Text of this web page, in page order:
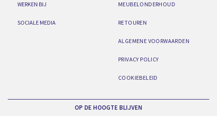
WERKEN BIJ
SOCIALE MEDIA
MEUBELONDERHOUD
RETOUREN
ALGEMENE VOORWAARDEN
PRIVACY POLICY
COOKIEBELEID
OP DE HOOGTE BLIJVEN